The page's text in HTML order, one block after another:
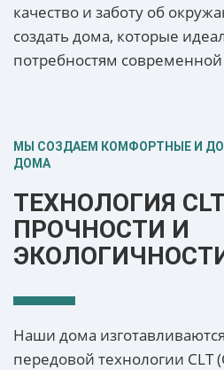
качество и заботу об
создать дома, которые
потребностям
МЫ СОЗДАЕМ КОМФОРТНЫЕ И
ДОМА
ТЕХНОЛОГИЯ
ПРОЧНОСТИ И
Наши дома
передовой технологии CLT